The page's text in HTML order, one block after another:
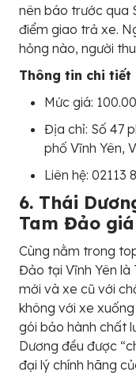
nên báo trước qua
điểm giao trả xe.
hỏng nào, người
Thông tin chi tiết
Mức giá:
Địa chỉ: Số 47
phố Vĩnh Yên,
Liên hệ: 02113
6. Thái
Tam Đảo
Cùng nằm trong
Đảo tại Vĩnh Yên là
mới và xe cũ với
không với xe
gói bảo hành chất
Dương đều được
đại lý chính hãng